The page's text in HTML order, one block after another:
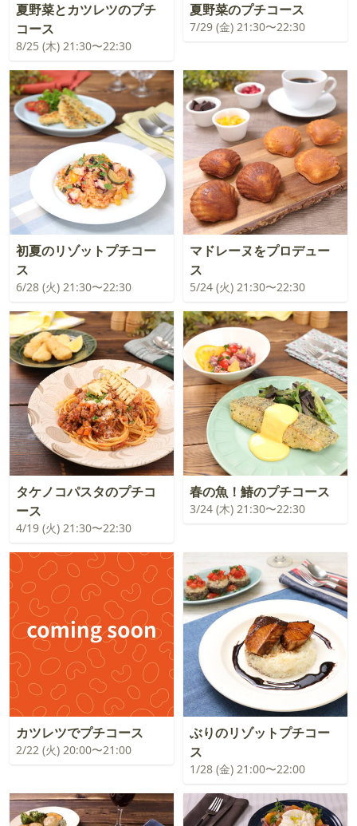
夏野菜とカツレツのプチ
コース
8/25 (木) 21:30〜22:30
夏野菜のプチコース
7/29 (金) 21:30〜22:30
初夏のリゾットプチコー
ス
6/28 (火) 21:30〜22:30
マドレーヌをプロデュー
ス
5/24 (火) 21:30〜22:30
タケノコパスタのプチコ
ース
4/19 (火) 21:30〜22:30
春の魚！鰆のプチコース
3/24 (木) 21:30〜22:30
カツレツでプチコース
2/22 (火) 20:00〜21:00
ぶりのリゾットプチコー
ス
1/28 (金) 21:00〜22:00